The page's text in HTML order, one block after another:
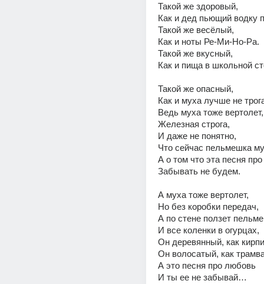
Такой же здоровый,
Как и дед пьющий водку
Такой же весёлый,
Как и ноты Ре-Ми-Но-Ра.
Такой же вкусный,
Как и пища в школьной
Такой же опасный,
Как и муха лучше не
Ведь муха тоже
Железная строга,
И даже не понятно,
Что сейчас пельмешка
А о том что эта песня
Забывать не будем.
А муха тоже вертолет,
Но без коробки передач,
А по стене ползет
И все коленки в огурцах,
Он деревянный, как
Он волосатый, как
А это песня про любовь
И ты ее не забывай…